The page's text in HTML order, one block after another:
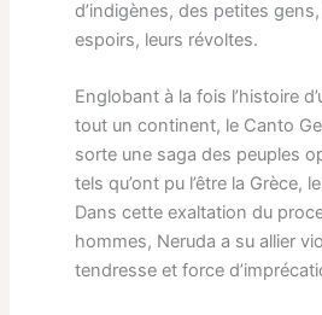
d’indigènes, des petites
espoirs, leurs révoltes.
Englobant à la fois l’histoire
tout un continent, le Canto
sorte une saga des peuples
tels qu’ont pu l’être la Grèce,
Dans cette exaltation du
hommes, Neruda a su allier
tendresse et force